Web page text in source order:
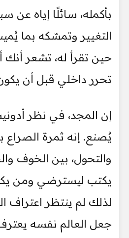
بأكمله، سائلًا إياه
التغيير وتمسّكه بما
حين تقرأ له، تشعر
تحرر داخلي قبل أن
إن المجد، في نظر
يُصنع. إنه ثمرة الصراع
والتحول، بين الخوف
يكتب ليسترضي ومن
لذلك لم ينتظر اعتراف
جعل العالم نفسه